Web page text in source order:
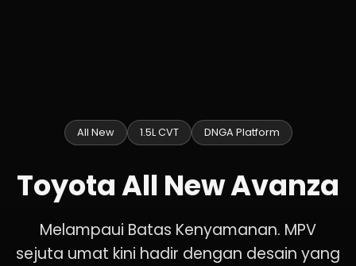
All New 1.5L CVT DNGA Platform
Toyota All New Avanza
Melampaui Batas Kenyamanan. MPV
sejuta umat kini hadir dengan desain yang